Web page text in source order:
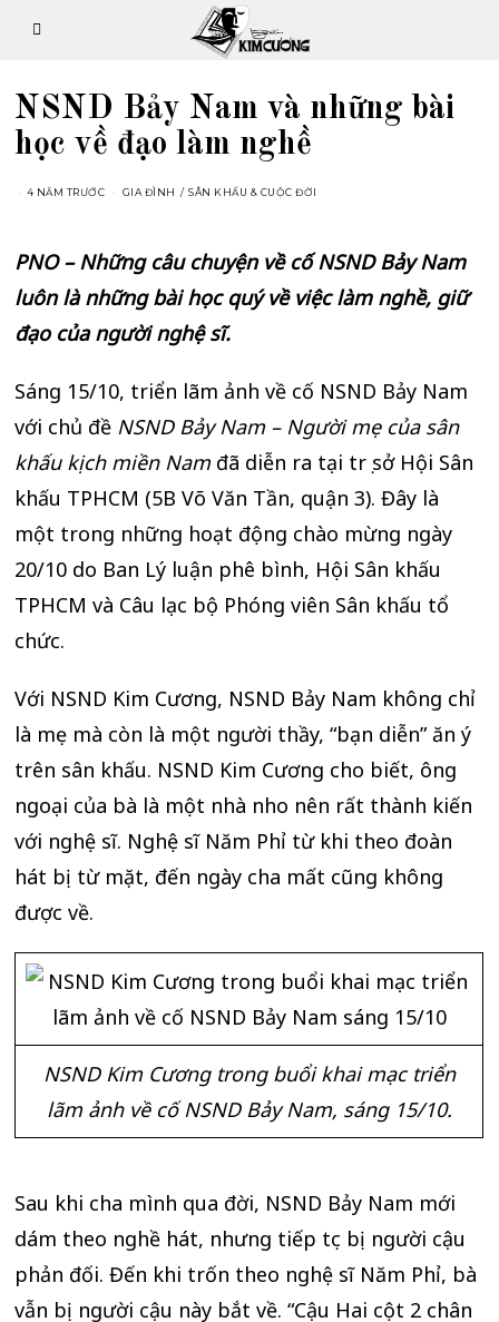
NSND Bảy Nam và những bài
học về đạo làm nghề
4 NĂM TRƯỚC GIA ĐÌNH / SÂN KHẤU & CUỘC ĐỜI
PNO – Những câu chuyện về cố NSND Bảy Nam
luôn là những bài học quý về việc làm nghề, giữ
đạo của người nghệ sĩ.
Sáng 15/10, triển lãm ảnh về cố NSND Bảy Nam
với chủ đề NSND Bảy Nam – Người mẹ của sân
khấu kịch miền Nam đã diễn ra tại trụ sở Hội Sân
khấu TPHCM (5B Võ Văn Tần, quận 3). Đây là
một trong những hoạt động chào mừng ngày
20/10 do Ban Lý luận phê bình, Hội Sân khấu
TPHCM và Câu lạc bộ Phóng viên Sân khấu tổ
chức.
Với NSND Kim Cương, NSND Bảy Nam không chỉ
là mẹ mà còn là một người thầy, “bạn diễn” ăn ý
trên sân khấu. NSND Kim Cương cho biết, ông
ngoại của bà là một nhà nho nên rất thành kiến
với nghệ sĩ. Nghệ sĩ Năm Phỉ từ khi theo đoàn
hát bị từ mặt, đến ngày cha mất cũng không
được về.
NSND Kim Cương trong buổi khai mạc triển
lãm ảnh về cố NSND Bảy Nam, sáng 15/10.
Sau khi cha mình qua đời, NSND Bảy Nam mới
dám theo nghề hát, nhưng tiếp tục bị người cậu
phản đối. Đến khi trốn theo nghệ sĩ Năm Phỉ, bà
vẫn bị người cậu này bắt về. “Cậu Hai cột 2 chân